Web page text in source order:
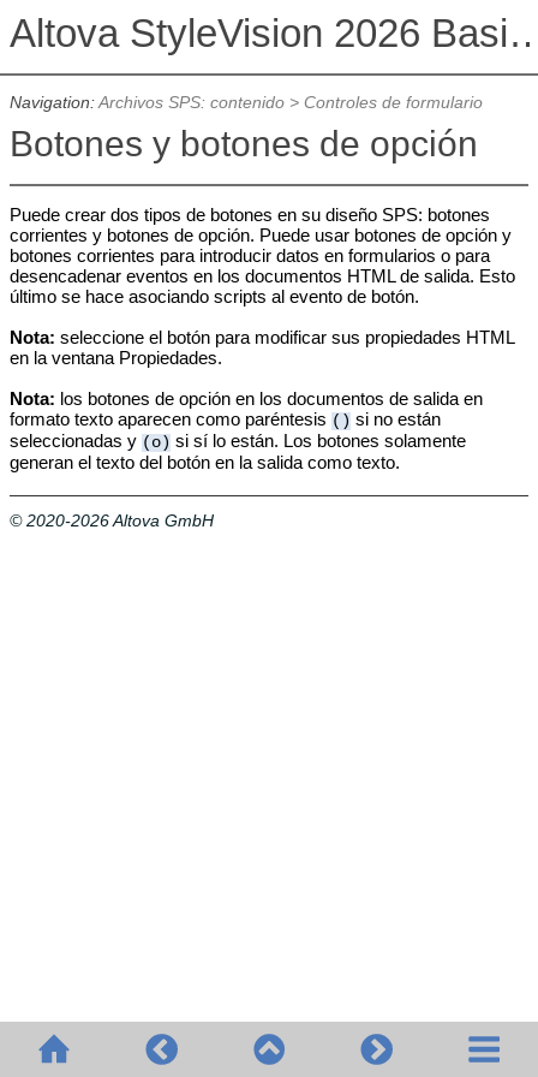
Altova StyleVision
Navigation:Archivos SPS: contenido> Controles de formulario
Botones y botones de opción
Puede crear dos tipos de botones en su diseño SPS: botones
corrientes y botones de opción. Puede usar botones de opción y
botones corrientes para introducir datos en formularios o para
desencadenar eventos en los documentos HTML de salida. Esto
último se hace asociando scripts al evento de botón.
Nota: seleccione el botón para modificar sus propiedades HTML
en la ventana Propiedades.
Nota: los botones de opción en los documentos de salida en
formato texto aparecen como paréntesis ()si no están
seleccionadas y (o)si sí lo están. Los botones solamente
generan el texto del botón en la salida como texto.
© 2020-2026 Altova GmbH